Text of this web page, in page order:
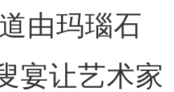
由玛瑙石
宴让艺术家